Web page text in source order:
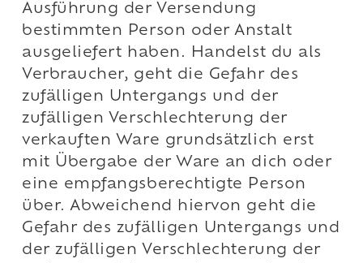
Ausführung der Versendung
bestimmten Person oder Anstalt
ausgeliefert haben. Handelst du als
Verbraucher, geht die Gefahr des
zufälligen Untergangs und der
zufälligen Verschlechterung der
verkauften Ware grundsätzlich erst
mit Übergabe der Ware an dich oder
eine empfangsberechtigte Person
über. Abweichend hiervon geht die
Gefahr des zufälligen Untergangs und
der zufälligen Verschlechterung der